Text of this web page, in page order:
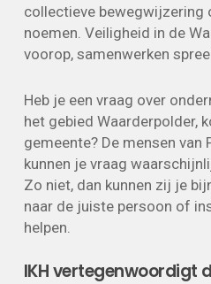
collectieve bewegwijzering
noemen. Veiligheid in de
voorop, samenwerken
Heb je een vraag over
het gebied Waarderpolder,
gemeente? De mensen van
kunnen je vraag
Zo niet, dan kunnen zij je
naar de juiste persoon of
helpen.
IKH vertegenwoordigt